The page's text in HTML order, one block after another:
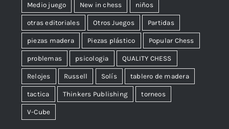
Medio juego New in chess niños
otras editoriales Otros Juegos Partidas
piezas madera Piezas plástico Popular Chess
problemas psicologia QUALITY CHESS
Relojes Russell Solís tablero de madera
tactica Thinkers Publishing torneos
V-Cube